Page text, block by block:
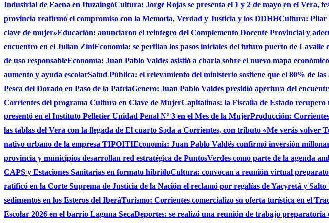
Industrial de Faena en ItuzaingóCultura: Jorge Rojas se presenta el 1 y 2 de mayo en el Vera,
provincia reafirmó el compromiso con la Memoria, Verdad y Justicia y los DDHHCultura: Pilar
clave de mujer»Educación: anunciaron el reintegro del Complemento Docente Provincial y
encuentro en el Julían ZiniEconomia: se perfilan los pasos iniciales del futuro puerto de Lavalle
de uso responsableEconomía: Juan Pablo Valdés asistió a charla sobre el nuevo mapa
aumento y ayuda escolarSalud Pública: el relevamiento del ministerio sostiene que el 80% de
Pesca del Dorado en Paso de la PatriaGenero: Juan Pablo Valdés presidió apertura del
Corrientes del programa Cultura en Clave de MujerCapitalinas: la Fiscalia de Estado
presentó en el Instituto Pelletier Unidad Penal N° 3 en el Mes de la MujerProducción:
las tablas del Vera con la llegada de El cuarto Soda a Corrientes, con tributo «Me verás volver
nativo urbano de la empresa TIPOITIEconomía: Juan Pablo Valdés confirmó inversión
provincia y municipios desarrollan red estratégica de PuntosVerdes como parte de la agenda
CAPS y Estaciones Sanitarias en formato hibridoCultura: convocan a reunión virtual
ratificó en la Corte Suprema de Justicia de la Nación el reclamó por regalías de Yacyretá y Salto
sedimentos en los Esteros del IberáTurismo: Corrientes comercializo su oferta turística en el
Escolar 2026 en el barrio Laguna SecaDeportes: se realizó una reunión de trabajo preparatoria